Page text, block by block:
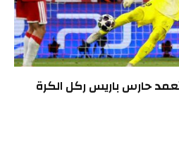
حارس باريس ركل الكرة